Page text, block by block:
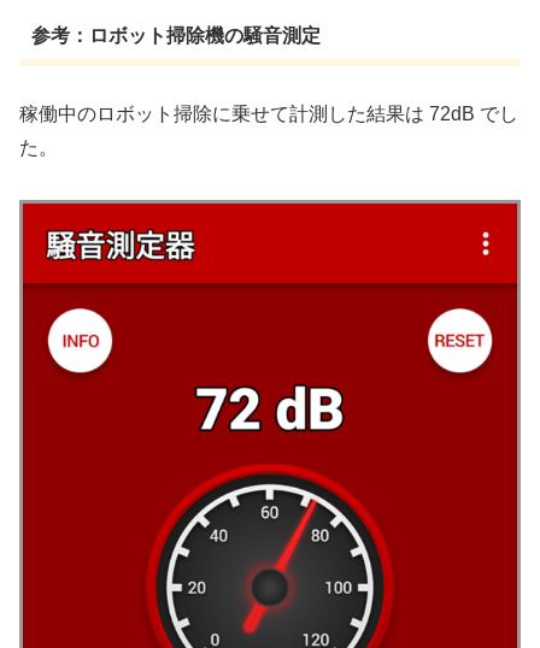
参考：ロボット掃除機の騒音測定
稼働中のロボット掃除に乗せて計測した結果は 72dB でし
た。